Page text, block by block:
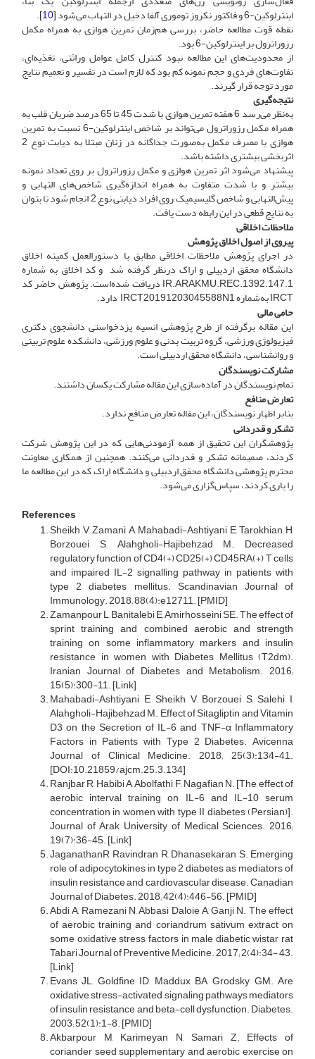
اینترلوکین-6‌‌ و فاکتور نکروز توموری آلفا دخیل در التهاب می‌شود [ 10
].
نقطه قوت مطالعه حاضر، بررسی هم‌زمان تمرین هوازی به همراه مکمل
رزوراترول بر اینترلوکین-6‌‌ بود.
از محدودیت‌های این مطالعه نبود کنترل کامل عوامل وراثتی، تغذیه‌ای،
تفاوت‌های فردی و حجم نمونه کم بود که لازم است در تفسیر و تعمیم نتایج
مورد توجه قرار گیرند.
نتیجه‌گیری
به‌نظر می‌رسد 6 هفته تمرین هوازی با شدت 45 تا 65 درصد ضربان قلب به
همراه مکمل رزوراترول می‌تواند بر شاخص اینترلوکین-6‌‌ نسبت به تمرین
هوازی یا مصرف مکمل به‌صورت جداگانه در زنان مبتلا به دیابت نوع 2
اثر‌بخشی بیشتری داشته باشد.
پیشنهاد می‌شود اثر تمرین هوازی و مکمل رزوراترول بر روی تعداد نمونه
بیشتر و با شدت متفاوت به همراه اندازه‌گیری شاخص‌های التهابی و
پیش‌التهابی و شاخص گلیسیمیک روی افراد دیابتی نوع 2 انجام شود تا بتوان
به نتایج قطعی در این رابطه دست یافت.
ملاحظات اخلاقی
پیروی از اصول اخلاق پژوهش
در اجرای پژوهش ملاحظات اخلاقی مطابق با دستورالعمل کمیته اخلاق
دانشگاه محقق اردبیلی و اراک در‌نظر گرفته شد و کد اخلاق به شماره
IR.ARAKMU.REC.1392.147.1 دریافت شده‌است. پژوهش حاضر کد
IRCT به‌شماره IRCT20191203045588N1 دارد.
حامی مالی
این مقاله برگرفته از طرح پژوهشی انسیه یزدخواستی دانشجوی دکتری
فیزیولوژی ورزشی، گروه تربیت بدنی و علوم ورزشی، دانشکده علوم تربیتی
و روانشناسی، دانشگاه محقق اردبیلی است.
مشارکت نویسندگان
تمام نویسندگان در آماده‌سازی این مقاله مشارکت یکسان داشتند.
تعارض منافع
بنابر اظهار نویسندگان، این مقاله تعارض منافع ندارد.
تشکر و قدردانی
پژوهشگران این تحقیق از همه آزمودنی‌هایی که در این پژوهش شرکت
کردند، صمیمانه تشکر و قدردانی می‌کنند. همچنین از همکاری معاونت
محترم پژوهشی دانشگاه محقق اردبیلی و دانشگاه اراک که در این مطالعه ما
را یاری کردند، سپاس‌گزاری می‌شود.
References
Sheikh V, Zamani A, Mahabadi-Ashtiyani E, Tarokhian H,
Borzouei S, Alahgholi-Hajibehzad M. Decreased
regulatory function of CD4(+) CD25(+) CD45RA(+) T cells
and impaired IL-2 signalling pathway in patients with
type 2 diabetes mellitus. Scandinavian Journal of
Immunology. 2018; 88(4):e12711. [PMID]
Zamanpour L, Banitalebi E, Amirhosseini SE. The effect of
sprint training and combined aerobic and strength
training on some inflammatory markers and insulin
resistance in women with Diabetes Mellitus (T2dm).
Iranian Journal of Diabetes and Metabolism. 2016;
15(5):300-11. [Link]
Mahabadi-Ashtiyani E, Sheikh V, Borzouei S, Salehi I,
Alahgholi-Hajibehzad M. Effect of Sitagliptin and Vitamin
D3 on the Secretion of IL-6 and TNF-α Inflammatory
Factors in Patients with Type 2 Diabetes. Avicenna
Journal of Clinical Medicine. 2018; 25(3):134-41.
[DOI:10.21859/ajcm.25.3.134]
Ranjbar R, Habibi A, Abolfathi F, Nagafian N. [The effect of
aerobic interval training on IL-6 and IL-10 serum
concentration in women with type II diabetes (Persian)].
Journal of Arak University of Medical Sciences. 2016;
19(7):36-45. [Link]
JaganathanR, Ravindran R, Dhanasekaran S. Emerging
role of adipocytokines in type 2 diabetes as mediators of
insulin resistance and cardiovascular disease. Canadian
Journal of Diabetes. 2018; 42(4):446-56. [PMID]
Abdi A, Ramezani N, Abbasi Daloie A, Ganji N. The effect
of aerobic training and coriandrum sativum extract on
some oxidative stress factors in male diabetic wistar rat
Tabari Journal of Preventive Medicine. 2017; 2(4):34- 43.
[Link]
Evans JL, Goldfine ID, Maddux BA, Grodsky GM. Are
oxidative stress-activated signaling pathways mediators
of insulin resistance and beta-cell dysfunction. Diabetes.
2003; 52(1):1-8. [PMID]
Akbarpour M, Karimeyan N, Samari Z. Effects of
coriander seed supplementary and aerobic exercise on